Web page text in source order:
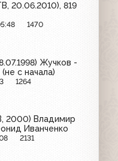
20.06.2010), 819
1470
Жучков -
с начала)
1264
2000) Владимир
Иванченко
2131